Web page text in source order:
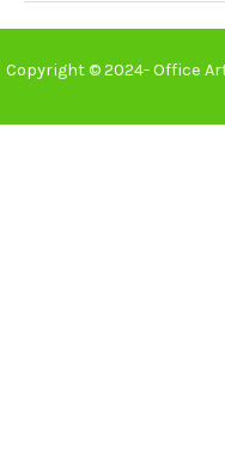
Copyright © 2024- Office